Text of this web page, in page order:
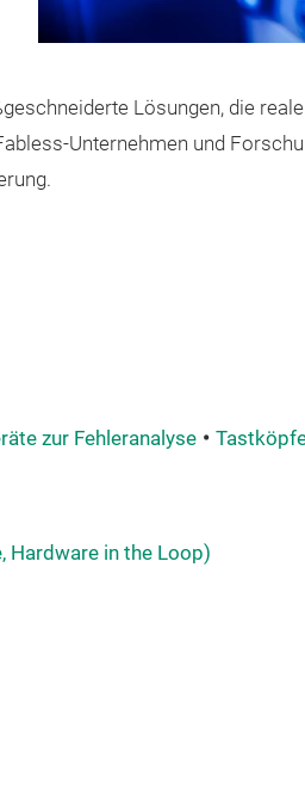
Lösungen, die
Unternehmen und
zur Fehleranalyse
Hardware in the Loop)